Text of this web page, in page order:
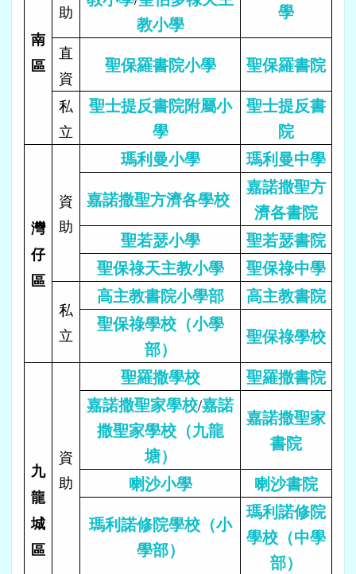
南
區
助
教小學
學
直
資
聖保羅書院小學 聖保羅書院
私
立
聖士提反書院附屬小
學
聖士提反書
院
灣
仔
區
資
助
瑪利曼小學
瑪利曼中學
嘉諾撒聖方濟各學校
嘉諾撒聖方
濟各書院
聖若瑟小學
聖若瑟書院
聖保祿天主教小學
聖保祿中學
私
立
高主教書院小學部
高主教書院
聖保祿學校（小學
部）
聖保祿學校
九
龍
城
區
資
助
聖羅撒學校
聖羅撒書院
嘉諾撒聖家學校/嘉諾
撒聖家學校（九龍
塘）
嘉諾撒聖家
書院
喇沙小學
喇沙書院
瑪利諾修院學校（小
學部）
瑪利諾修院
學校（中學
部）